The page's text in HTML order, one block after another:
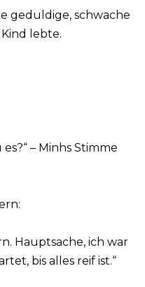
geduldige, schwache
lebte.
– Minhs Stimme
Hauptsache, ich war
bis alles reif ist.“